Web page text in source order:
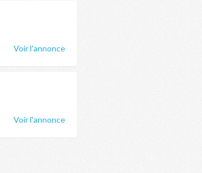
Voir l'annonce
Voir l'annonce